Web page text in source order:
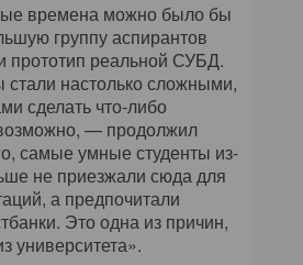
времена можно было бы
группу аспирантов
прототип реальной СУБД.
стали настолько сложными,
сделать что-либо
— продолжил
самые умные студенты из-
не приезжали сюда для
а предпочитали
Это одна из причин,
университета».